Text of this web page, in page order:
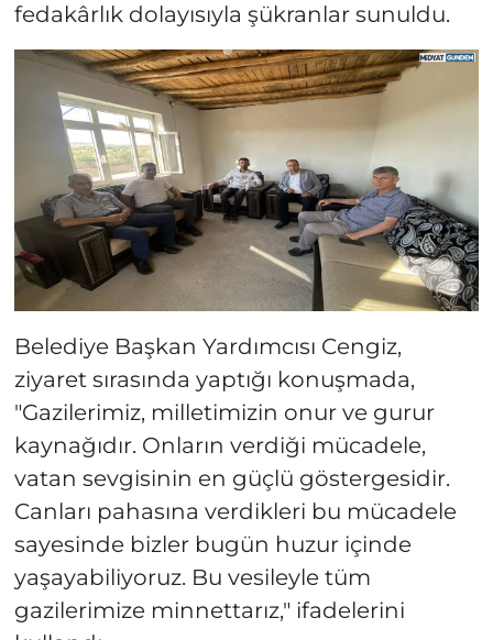
fedakârlık dolayısıyla şükranlar sunuldu.
Belediye Başkan Yardımcısı Cengiz,
ziyaret sırasında yaptığı konuşmada,
"Gazilerimiz, milletimizin onur ve gurur
kaynağıdır. Onların verdiği mücadele,
vatan sevgisinin en güçlü göstergesidir.
Canları pahasına verdikleri bu mücadele
sayesinde bizler bugün huzur içinde
yaşayabiliyoruz. Bu vesileyle tüm
gazilerimize minnettarız," ifadelerini